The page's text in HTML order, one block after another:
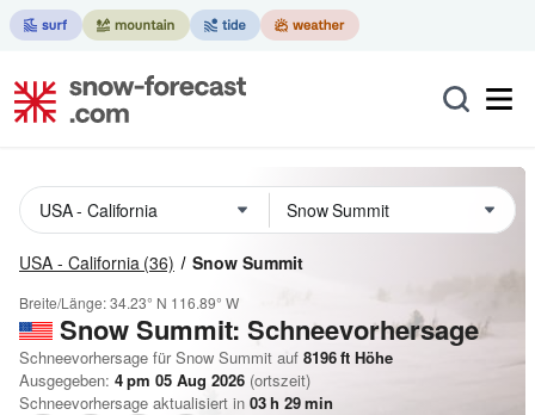
USA - California (36) Snow Summit
Breite/Länge:34.23° N 116.89° W
Snow Summit: Schneevorhersage
Schneevorhersage für Snow Summit auf 8196ft Höhe
Ausgegeben: 4 pm 05 Aug 2026 (ortszeit)
Schneevorhersage aktualisiert in 03h 29min